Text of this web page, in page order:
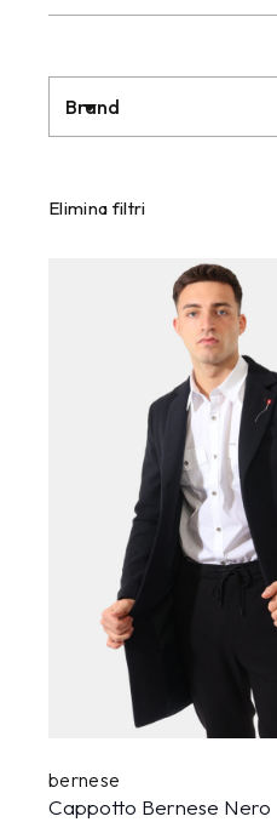
Brand
Elimina filtri
bernese
Cappotto Bernese Nero